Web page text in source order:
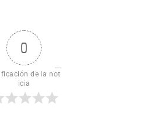
0
de la not
icia